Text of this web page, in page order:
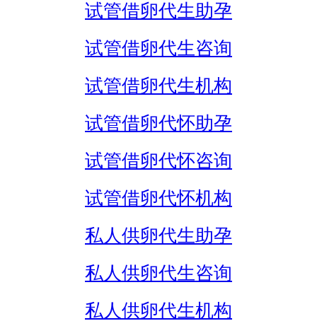
试管借卵代生助孕
试管借卵代生咨询
试管借卵代生机构
试管借卵代怀助孕
试管借卵代怀咨询
试管借卵代怀机构
私人供卵代生助孕
私人供卵代生咨询
私人供卵代生机构